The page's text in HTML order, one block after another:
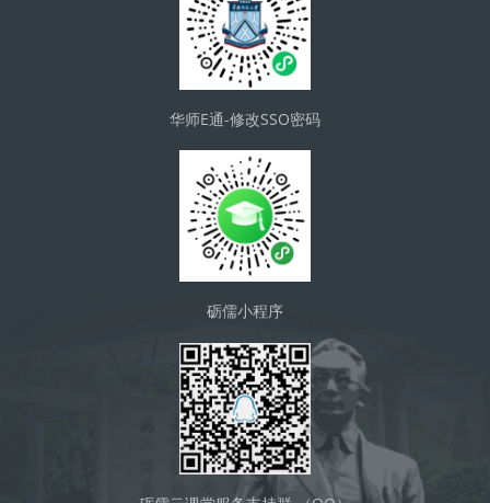
华师E通-修改SSO密码
砺儒小程序